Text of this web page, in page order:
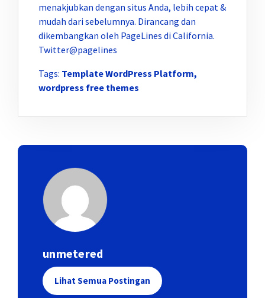
menakjubkan dengan situs Anda, lebih cepat &
mudah dari sebelumnya. Dirancang dan
dikembangkan oleh PageLines di California.
Twitter@pagelines
Tags: Template WordPress Platform,
wordpress free themes
unmetered
Lihat Semua Postingan